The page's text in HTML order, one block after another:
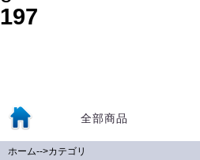
197
全部商品
ホーム-->カテゴリ